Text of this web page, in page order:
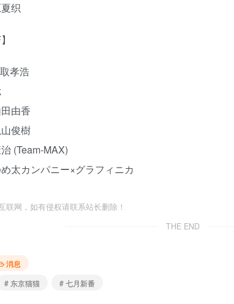
织
孝浩
由香
俊樹
(Team-MAX)
太カンパニー×グラフィニカ
联网，如有侵权请联系站长删除！
THE END
消息
# 东京猫猫 # 七月新番